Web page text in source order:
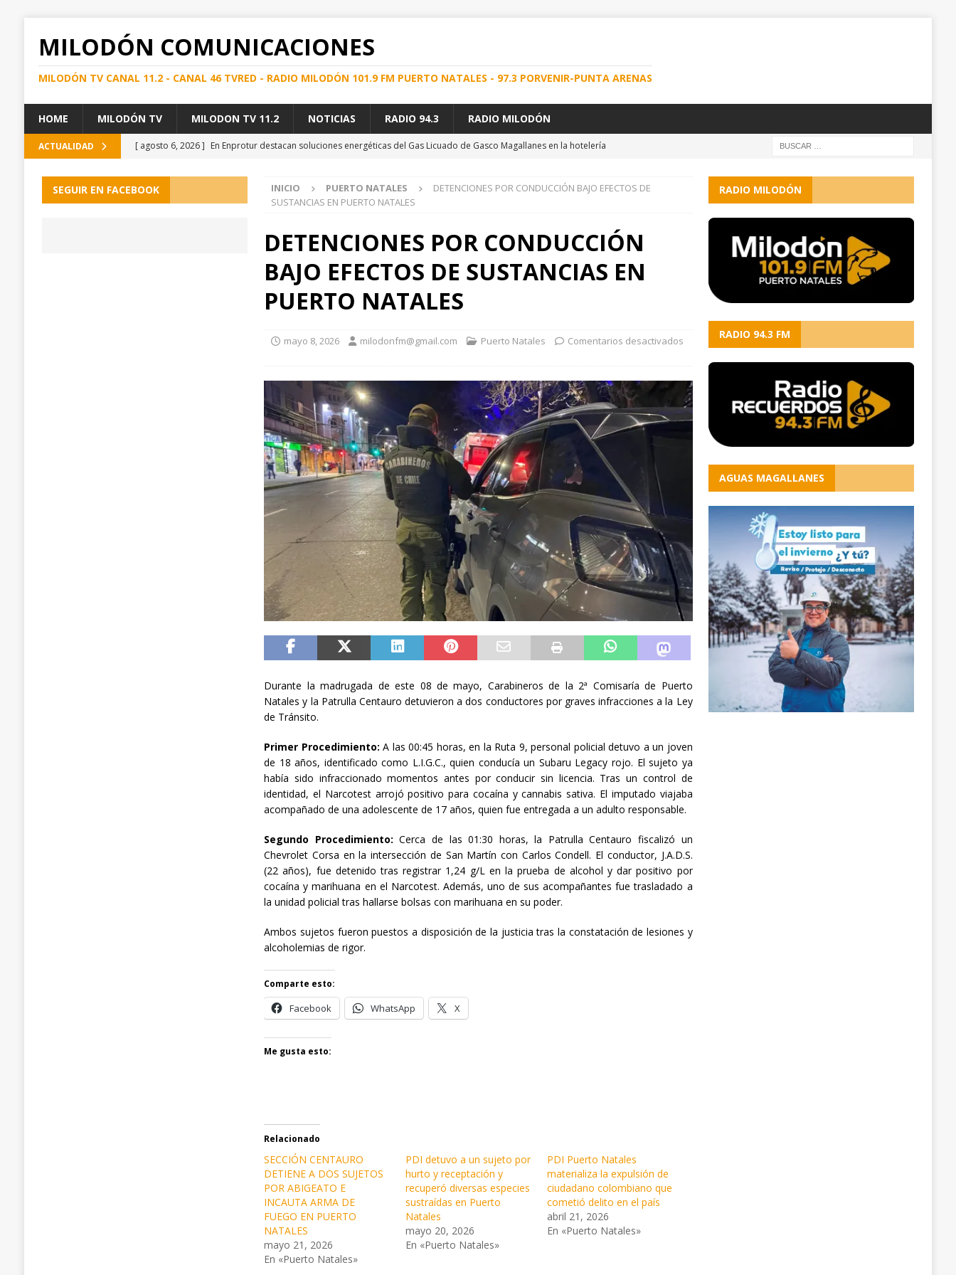
MILODÓN COMUNICACIONES
MILODÓN TV CANAL 11.2 - CANAL 46 TVRED - RADIO MILODÓN 101.9 FM PUERTO NATALES - 97.3 PORVENIR-PUNTA ARENAS
HOME MILODÓN TV MILODON TV 11.2 NOTICIAS RADIO 94.3 RADIO MILODÓN
ACTUALIDAD [ agosto 6, 2026 ] En Enprotur destacan soluciones energéticas del Gas Licuado de Gasco Magallanes en la hotelería
[ agosto 6, 2026 ]
FISCALIZACIÓN CONJUNTA ENTRE LA AUTORIDAD MARÍTIMA Y CARABINEROS DE CHILE PERMITIÓ
Detienen en los canales australes a prófugo por delito de explotación sexual
PUNTA ARENAS
Visita técnica del SEREMI de Energía en el Hospital Clínico de Magallanes
REGIONAL
Incorporando necesidades de la comunidad, se dio inicio a nuevo servicio terrestre que une
INICIO PUERTO NATALES
DETENCIONES POR CONDUCCIÓN BAJO EFECTOS DE
SUSTANCIAS EN PUERTO NATALES
DETENCIONES POR CONDUCCIÓN
BAJO EFECTOS DE SUSTANCIAS EN
PUERTO NATALES
mayo 8, 2026 milodonfm@gmail.com Puerto Natales Comentarios desactivados
Durante la madrugada de este 08 de mayo, Carabineros de la 2ª Comisaría de Puerto
Natales y la Patrulla Centauro detuvieron a dos conductores por graves infracciones a la Ley
de Tránsito.
Primer Procedimiento: A las 00:45 horas, en la Ruta 9, personal policial detuvo a un joven
de 18 años, identificado como L.I.G.C., quien conducía un Subaru Legacy rojo. El sujeto ya
había sido infraccionado momentos antes por conducir sin licencia. Tras un control de
identidad, el Narcotest arrojó positivo para cocaína y cannabis sativa. El imputado viajaba
acompañado de una adolescente de 17 años, quien fue entregada a un adulto responsable.
Segundo Procedimiento: Cerca de las 01:30 horas, la Patrulla Centauro fiscalizó un
Chevrolet Corsa en la intersección de San Martín con Carlos Condell. El conductor, J.A.D.S.
(22 años), fue detenido tras registrar 1,24 g/L en la prueba de alcohol y dar positivo por
cocaína y marihuana en el Narcotest. Además, uno de sus acompañantes fue trasladado a
la unidad policial tras hallarse bolsas con marihuana en su poder.
Ambos sujetos fueron puestos a disposición de la justicia tras la constatación de lesiones y
alcoholemias de rigor.
Comparte esto:
Facebook WhatsApp X
Me gusta esto:
Relacionado
SECCIÓN CENTAURO
DETIENE A DOS SUJETOS
POR ABIGEATO E
INCAUTA ARMA DE
FUEGO EN PUERTO
NATALES
mayo 21, 2026
En «Puerto Natales»
PDI detuvo a un sujeto por
hurto y receptación y
recuperó diversas especies
sustraídas en Puerto
Natales
mayo 20, 2026
En «Puerto Natales»
PDI Puerto Natales
materializa la expulsión de
ciudadano colombiano que
cometió delito en el país
abril 21, 2026
En «Puerto Natales»
SEGUIR EN FACEBOOK RADIO MILODÓN
RADIO 94.3 FM
AGUAS MAGALLANES